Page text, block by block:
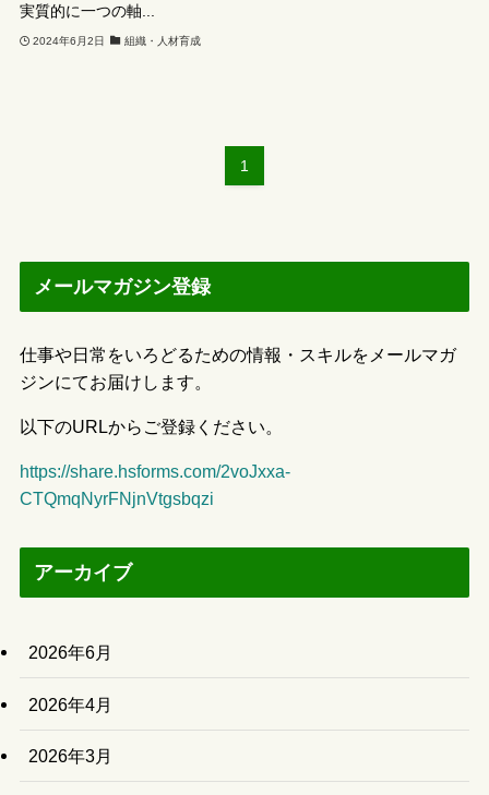
実質的に一つの軸...
2024年6月2日 組織・人材育成
1
メールマガジン登録
仕事や日常をいろどるための情報・スキルをメールマガ
ジンにてお届けします。
以下のURLからご登録ください。
https://share.hsforms.com/2voJxxa-
CTQmqNyrFNjnVtgsbqzi
アーカイブ
2026年6月
2026年4月
2026年3月